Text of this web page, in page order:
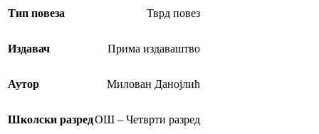
Тип повеза Тврд повез
Издавач Прима издаваштво
Аутор Милован Данојлић
Школски разредОШ – Четврти разред